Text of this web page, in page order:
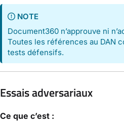
NOTE
Document360 n’approuve ni
Toutes les références au DAN
tests défensifs.
Essais adversariaux
Ce que c’est :